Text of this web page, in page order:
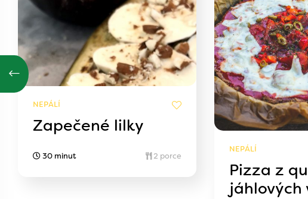
NEPÁLÍ
Zapečené lilky
30 minut 2 porce
NEPÁLÍ
Pizza z
jáhlových